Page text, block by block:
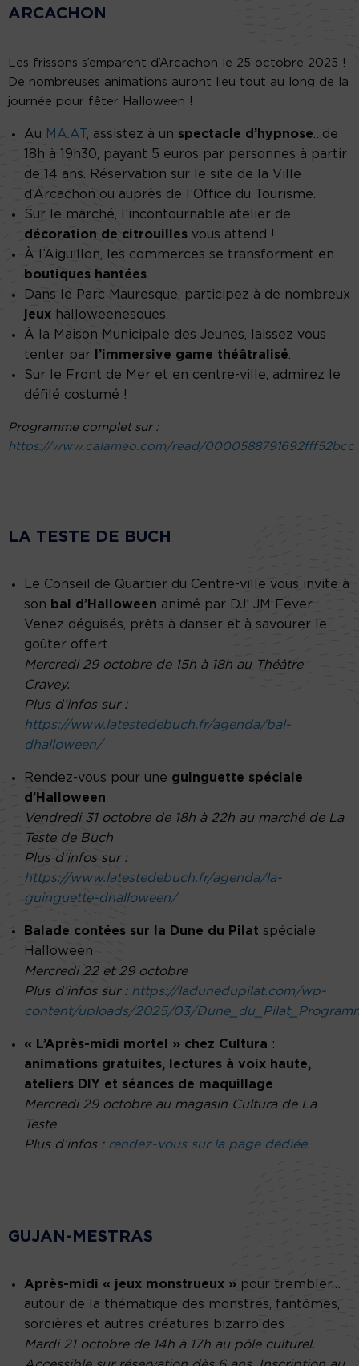
ARCACHON
Les frissons s’emparent d’Arcachon le 25 octobre 2025 !
De nombreuses animations auront lieu tout au long de la
journée pour fêter Halloween !
Au MA.AT , assistez à un spectacle d’hypnose…de
18h à 19h30, payant 5 euros par personnes à partir
de 14 ans. Réservation sur le site de la Ville
d’Arcachon ou auprès de l’Office du Tourisme.
Sur le marché, l’incontournable atelier de
décoration de citrouilles vous attend !
À l’Aiguillon, les commerces se transforment en
boutiques hantées.
Dans le Parc Mauresque, participez à de nombreux
jeux halloweenesques.
À la Maison Municipale des Jeunes, laissez vous
tenter par
l’immersive game théâtralisé.
Sur le Front de Mer et en centre-ville, admirez le
défilé costumé !
Programme complet sur :
https://www.calameo.com/read/0000588791692fff52bcc
LA TESTE DE BUCH
Le Conseil de Quartier du Centre-ville vous invite à
son bal d’Halloween animé par DJ’ JM Fever.
Venez déguisés, prêts à danser et à savourer le
goûter offert
Mercredi 29 octobre de 15h à 18h au Théâtre
Cravey.
Plus d’infos sur :
https://www.latestedebuch.fr/agenda/bal-
dhalloween/
Rendez-vous pour une guinguette spéciale
d’Halloween
Vendredi 31 octobre de 18h à 22h au marché de La
Teste de Buch
Plus d’infos sur :
https://www.latestedebuch.fr/agenda/la-
guinguette-dhalloween/
Balade contées sur la Dune du Pilat spéciale
Halloween
Mercredi 22 et 29 octobre
Plus d’infos sur : https://ladunedupilat.com/wp-
content/uploads/2025/03/
« L’Après-midi mortel » chez Cultura :
animations gratuites, lectures à voix haute,
ateliers DIY et séances de maquillage
Mercredi 29 octobre au magasin Cultura de La
Teste
Plus d’infos : rendez-vous sur la page dédiée.
GUJAN-MESTRAS
Après-midi « jeux monstrueux » pour trembler…
autour de la thématique des monstres, fantômes,
sorcières et autres créatures bizarroïdes
Mardi 21 octobre de 14h à 17h au pôle culturel.